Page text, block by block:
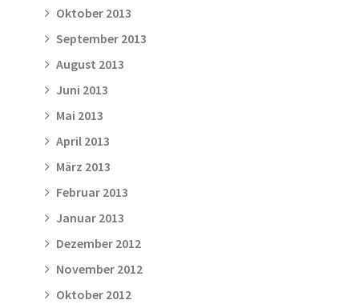
Oktober 2013
September 2013
August 2013
Juni 2013
Mai 2013
April 2013
März 2013
Februar 2013
Januar 2013
Dezember 2012
November 2012
Oktober 2012